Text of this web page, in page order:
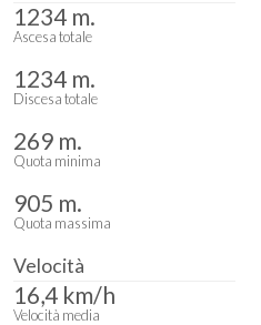
1234 m.
Ascesa totale
1234 m.
Discesa totale
269 m.
Quota minima
905 m.
Quota massima
Velocità
16,4 km/h
Velocità media